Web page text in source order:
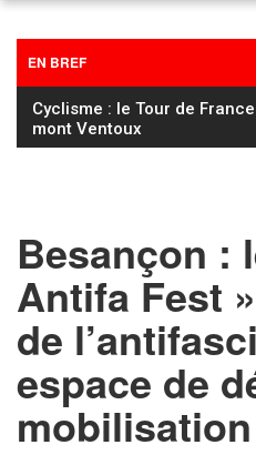
EN BREF
Cyclisme : le Tour de
mont Ventoux
Besançon :
Antifa Fest
de
espace de
mobilisation